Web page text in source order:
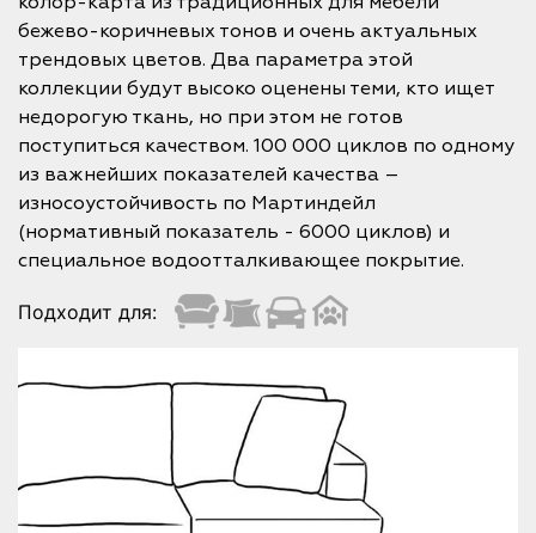
бежево-коричневых тонов и очень актуальных
трендовых цветов. Два параметра этой
коллекции будут высоко оценены теми, кто ищет
недорогую ткань, но при этом не готов
поступиться качеством. 100 000 циклов по одному
из важнейших показателей качества –
износоустойчивость по Мартиндейл
(нормативный показатель - 6000 циклов) и
специальное водоотталкивающее покрытие.
Подходит для: